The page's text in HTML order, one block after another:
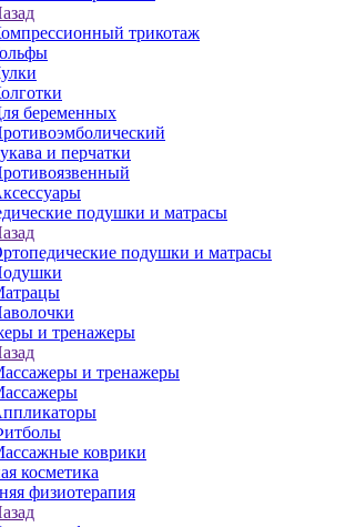
трикотаж
беременных
и перчатки
подушки и матрасы
подушки и матрасы
и тренажеры
и тренажеры
коврики
косметика
физиотерапия